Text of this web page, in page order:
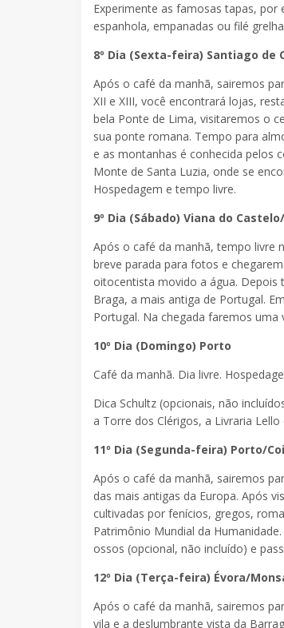
Experimente as famosas tapas,
espanhola, empanadas ou filé
8º Dia (Sexta-feira) Santiago
Após o café da manhã, sairemos
XII e XIII, você encontrará lojas,
bela Ponte de Lima, visitaremos o
sua ponte romana. Tempo para
e as montanhas é conhecida pelos
Monte de Santa Luzia, onde se
Hospedagem e tempo livre.
9º Dia (Sábado) Viana do
Após o café da manhã, tempo livre
breve parada para fotos e
oitocentista movido a água.
Braga, a mais antiga de Portugal.
Portugal. Na chegada faremos
10º Dia (Domingo) Porto
Café da manhã. Dia livre.
Dica Schultz (opcionais, não
a Torre dos Clérigos, a Livraria
11º Dia (Segunda-feira) Porto/
Após o café da manhã, sairemos
das mais antigas da Europa. Após
cultivadas por fenícios, gregos,
Patrimônio Mundial da
ossos (opcional, não incluído) e
12º Dia (Terça-feira) Évora/
Após o café da manhã, sairemos
vila e a deslumbrante vista da